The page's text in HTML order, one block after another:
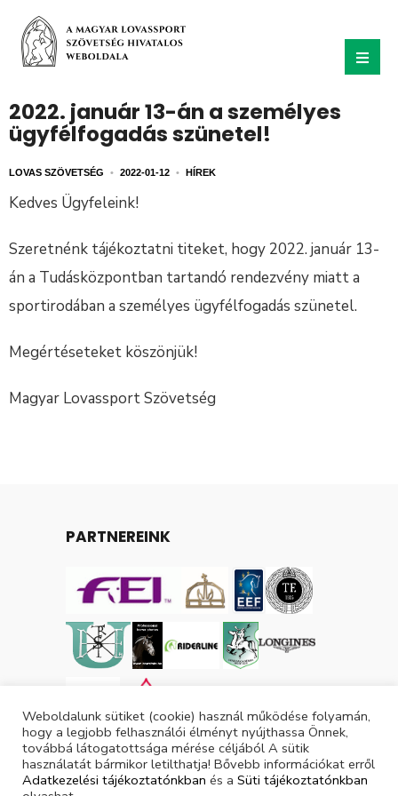
2022. január 13-án a személyes
ügyfélfogadás szünetel!
LOVAS SZÖVETSÉG • 2022-01-12 • HÍREK
Kedves Ügyfeleink!
Szeretnénk tájékoztatni titeket, hogy 2022. január 13-
án a Tudásközpontban tartandó rendezvény miatt a
sportirodában a személyes ügyfélfogadás szünetel.
Megértéseteket köszönjük!
Magyar Lovassport Szövetség
PARTNEREINK
Weboldalunk sütiket (cookie) használ működése folyamán,
hogy a legjobb felhasználói élményt nyújthassa Önnek,
továbbá látogatottsága mérése céljából A sütik
használatát bármikor letilthatja! Bővebb információkat erről
Adatkezelési tájékoztatónkban és a Süti tájékoztatónkban